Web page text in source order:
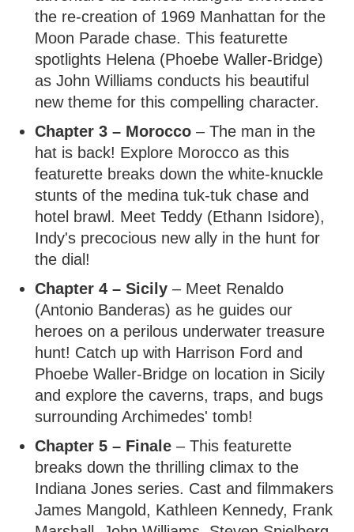
the re-creation of 1969 Manhattan for the
Moon Parade chase. This featurette
spotlights Helena (Phoebe Waller-Bridge)
as John Williams conducts his beautiful
new theme for this compelling character.
Chapter 3 – Morocco– The man in the
hat is back! Explore Morocco as this
featurette breaks down the white-knuckle
stunts of the medina tuk-tuk chase and
hotel brawl. Meet Teddy (Ethann Isidore),
Indy's precocious new ally in the hunt for
the dial!
Chapter 4 – Sicily– Meet Renaldo
(Antonio Banderas) as he guides our
heroes on a perilous underwater treasure
hunt! Catch up with Harrison Ford and
Phoebe Waller-Bridge on location in Sicily
and explore the caverns, traps, and bugs
surrounding Archimedes' tomb!
Chapter 5 – Finale– This featurette
breaks down the thrilling climax to the
Indiana Jones series. Cast and filmmakers
James Mangold, Kathleen Kennedy, Frank